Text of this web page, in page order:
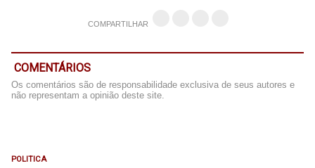
COMPARTILHAR
COMENTÁRIOS
Os comentários são de responsabilidade exclusiva de seus autores e
não representam a opinião deste site.
POLITICA